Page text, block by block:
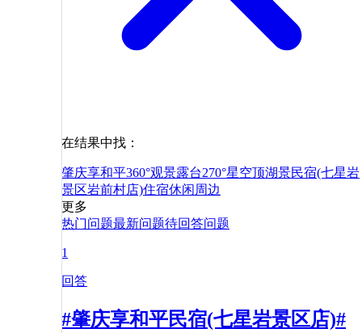
在结果中找：
肇庆享和平360°观景露台270°星空顶湖景民宿(七星岩
景区岩前村店)住宿休闲 周边
更多
热门问题最新问题待回答问题
1
回答
#肇庆享和平民宿(七星岩景区店)#